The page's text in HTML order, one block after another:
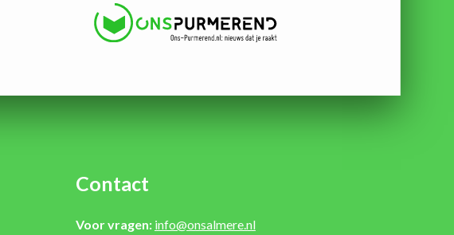
Contact
Voor vragen: info@onsalmere.nl